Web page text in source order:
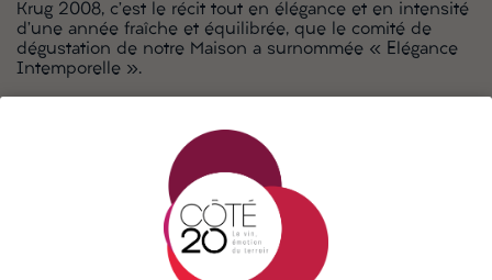
Krug 2008, c’est le récit tout en élégance et en intensité
d’une année fraîche et équilibrée, que le comité de
dégustation de notre Maison a surnommée « Elégance
Intemporelle ».
NOTES DE DÉGUSTATION